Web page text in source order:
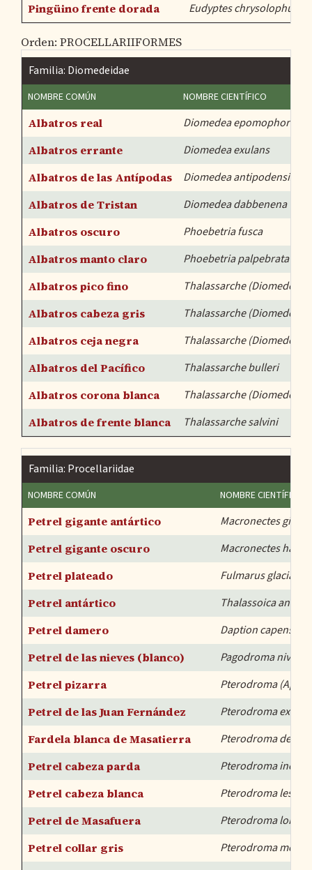
Pingüino frente dorada
Eudyptes chrysolophus
Orden: PROCELLARIIFORMES
Familia: Diomedeidae
NOMBRE COMÚN NOMBRE CIENTÍFICO
Albatros real
Diomedea epomophora
Albatros errante
Diomedea exulans
Albatros de las Antípodas
Diomedea antipodensis
Albatros de Tristan
Diomedea dabbenena
Albatros oscuro
Phoebetria fusca
Albatros manto claro
Phoebetria palpebrata
Albatros pico fino
Thalassarche (Diomedea)
Albatros cabeza gris
Thalassarche (Diomedea)
Albatros ceja negra
Thalassarche (Diomedea)
Albatros del Pacífico
Thalassarche bulleri
Albatros corona blanca
Thalassarche (Diomedea)
Albatros de frente blanca
Thalassarche salvini
Familia: Procellariidae
NOMBRE COMÚN NOMBRE CIENTÍFICO
Petrel gigante antártico
Macronectes
Petrel gigante oscuro
Macronectes halli
Petrel plateado
Fulmarus
Petrel antártico
Thalassoica
Petrel damero
Daption capense
Petrel de las nieves (blanco)
Pagodroma nivea
Petrel pizarra
Pterodroma
Petrel de las Juan Fernández
Pterodroma
Fardela blanca de Masatierra
Pterodroma
Petrel cabeza parda
Pterodroma incerta
Petrel cabeza blanca
Pterodroma
Petrel de Masafuera
Pterodroma
Petrel collar gris
Pterodroma mollis